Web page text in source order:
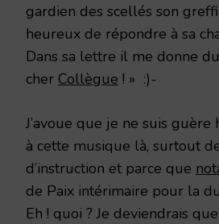
gardien des scellés son
heureux de répondre à sa
Dans sa lettre il me donne
cher Collègue ! » :)-
J’avoue que je ne suis guère
à cette musique là, surtout
d’instruction et parce que
de Paix intérimaire pour la
Eh ! quoi ? Je deviendrais